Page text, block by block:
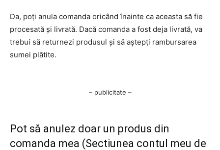
Da, poți anula comanda oricând înainte ca aceasta să fie
procesată și livrată. Dacă comanda a fost deja livrată, va
trebui să returnezi produsul și să aștepți rambursarea
sumei plătite.
– publicitate –
Pot să anulez doar un produs din
comanda mea (Sectiunea contul meu de